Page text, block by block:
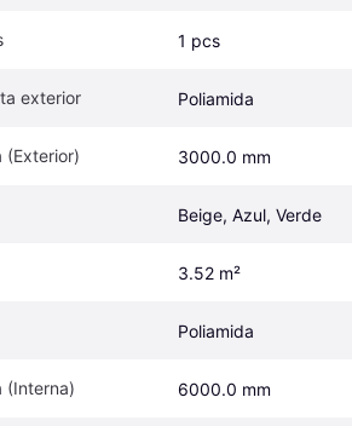
1 pcs
exterior Poliamida
(Exterior) 3000.0 mm
Beige, Azul, Verde
3.52 m²
Poliamida
(Interna) 6000.0 mm